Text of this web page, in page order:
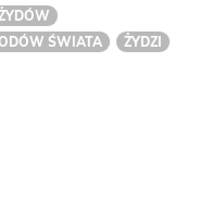
ŚWIATA
ŻYDZI